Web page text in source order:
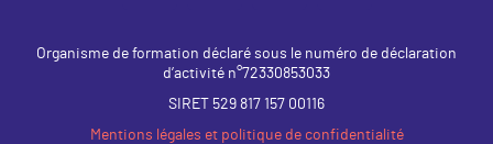
Organisme de formation déclaré sous le numéro de déclaration
d’activité n°72330853033
SIRET 529 817 157 00116
Mentions légales et politique de confidentialité